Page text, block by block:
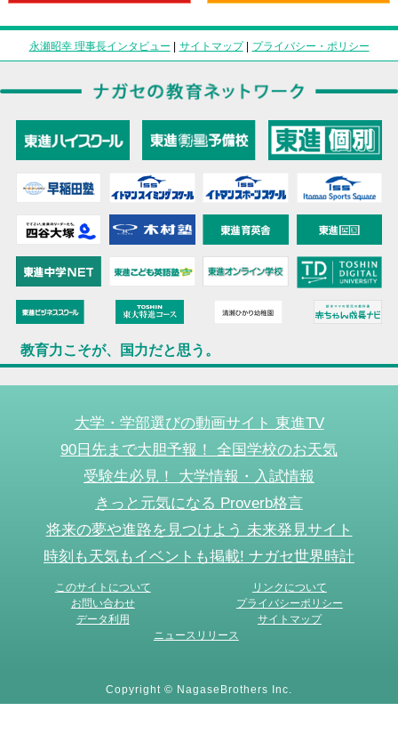
永瀬昭幸 理事長インタビュー | サイトマップ| プライバシー・ポリシー
教育力こそが、国力だと思う。
大学・学部選びの動画サイト 東進TV
90日先まで大胆予報！ 全国学校のお天気
受験生必見！ 大学情報・入試情報
きっと元気になる Proverb格言
将来の夢や進路を見つけよう 未来発見サイト
時刻も天気もイベントも掲載! ナガセ世界時計
このサイトについて
リンクについて
お問い合わせ
プライバシーポリシー
データ利用
サイトマップ
ニュースリリース
Copyright © NagaseBrothers Inc.